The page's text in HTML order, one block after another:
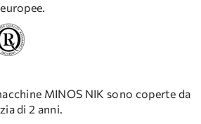
MINOS NIK sono coperte da
di 2 anni.